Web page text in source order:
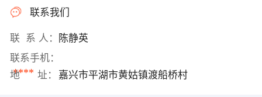
联系我们
联 系 人：
陈静英
联系手机：
****
地 址： 嘉兴市平湖市黄姑镇渡船桥村